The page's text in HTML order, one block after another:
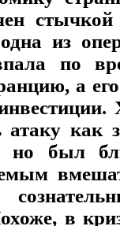
из
по
а
атаку как
но был
в